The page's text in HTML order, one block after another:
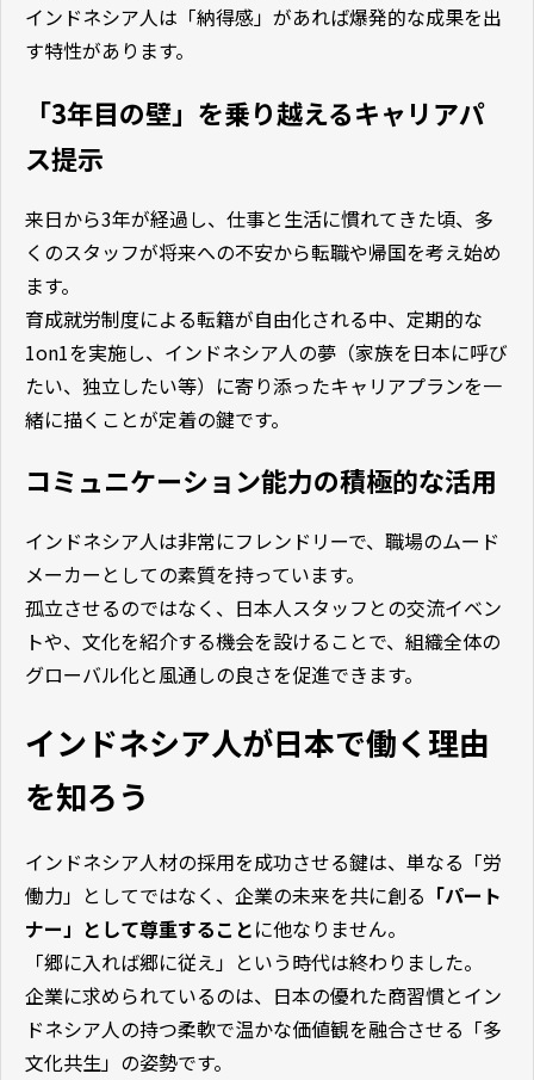
インドネシア人は「納得感」があれば爆発的な成果を出
す特性があります。
「3年目の壁」を乗り越えるキャリアパ
ス提示
来日から3年が経過し、仕事と生活に慣れてきた頃、多
くのスタッフが将来への不安から転職や帰国を考え始め
ます。
育成就労制度による転籍が自由化される中、定期的な
1on1を実施し、インドネシア人の夢（家族を日本に呼び
たい、独立したい等）に寄り添ったキャリアプランを一
緒に描くことが定着の鍵です。
コミュニケーション能力の積極的な活用
インドネシア人は非常にフレンドリーで、職場のムード
メーカーとしての素質を持っています。
孤立させるのではなく、日本人スタッフとの交流イベン
トや、文化を紹介する機会を設けることで、組織全体の
グローバル化と風通しの良さを促進できます。
インドネシア人が日本で働く理由
を知ろう
インドネシア人材の採用を成功させる鍵は、単なる「労
働力」としてではなく、企業の未来を共に創る 「パート
ナー」として尊重することに他なりません。
「郷に入れば郷に従え」という時代は終わりました。
企業に求められているのは、日本の優れた商習慣とイン
ドネシア人の持つ柔軟で温かな価値観を融合させる「多
文化共生」の姿勢です。